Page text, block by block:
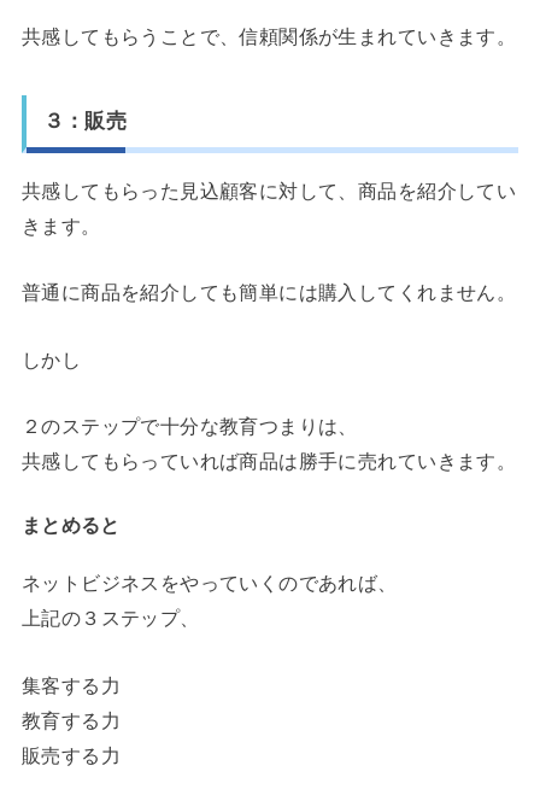
共感してもらうことで、信頼関係が生まれていきます。
３：販売
共感してもらった見込顧客に対して、商品を紹介してい
きます。
普通に商品を紹介しても簡単には購入してくれません。
しかし
２のステップで十分な教育つまりは、
共感してもらっていれば商品は勝手に売れていきます。
まとめると
ネットビジネスをやっていくのであれば、
上記の３ステップ、
集客する力
教育する力
販売する力